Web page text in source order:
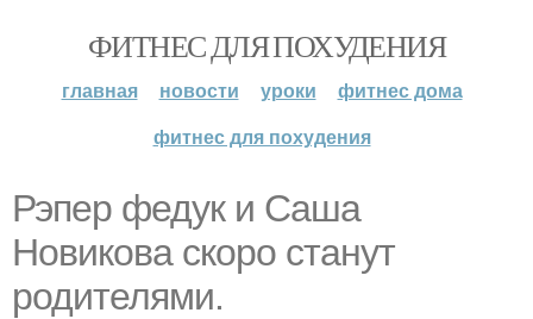
ФИТНЕС ДЛЯ ПОХУДЕНИЯ
главная новости уроки
фитнес дома
фитнес для похудения
Рэпер федук и Саша
Новикова скоро станут
родителями.